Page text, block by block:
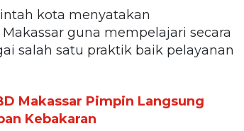
kota menyatakan
guna mempelajari secara
salah satu praktik baik pelayanan
Makassar Pimpin Langsung
Kebakaran